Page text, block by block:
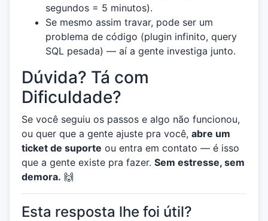
segundos = 5 minutos).
Se mesmo assim travar, pode ser um
problema de código (plugin infinito, query
SQL pesada) — aí a gente investiga junto.
Dúvida? Tá com
Dificuldade?
Se você seguiu os passos e algo não funcionou,
ou quer que a gente ajuste pra você, abre um
ticket de suporte ou entra em contato — é isso
que a gente existe pra fazer. Sem estresse, sem
demora. 🙌
Esta resposta lhe foi útil?